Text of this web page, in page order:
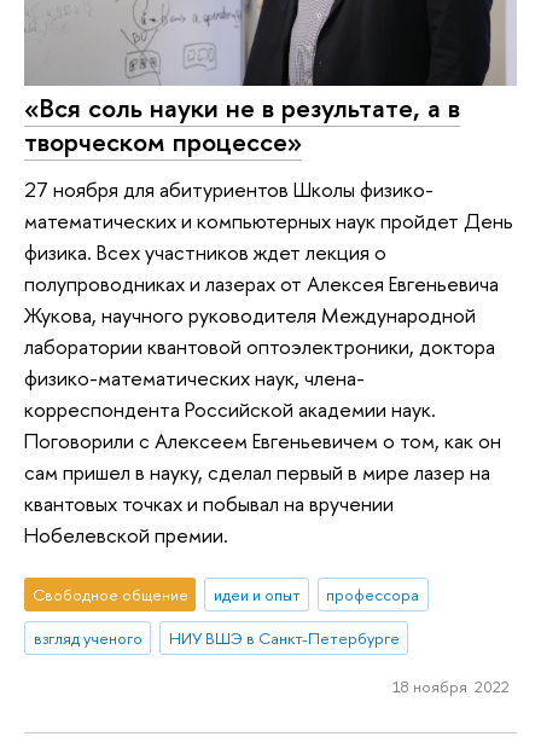
«Вся соль науки не в результате, а в
творческом процессе»
27 ноября для абитуриентов Школы физико-
математических и компьютерных наук пройдет День
физика. Всех участников ждет лекция о
полупроводниках и лазерах от Алексея Евгеньевича
Жукова, научного руководителя Международной
лаборатории квантовой оптоэлектроники, доктора
физико-математических наук, члена-
корреспондента Российской академии наук.
Поговорили с Алексеем Евгеньевичем о том, как он
сам пришел в науку, сделал первый в мире лазер на
квантовых точках и побывал на вручении
Нобелевской премии.
Свободное общение идеи и опыт
профессора
взгляд ученого
НИУ ВШЭ в Санкт-Петербурге
18 ноября 2022